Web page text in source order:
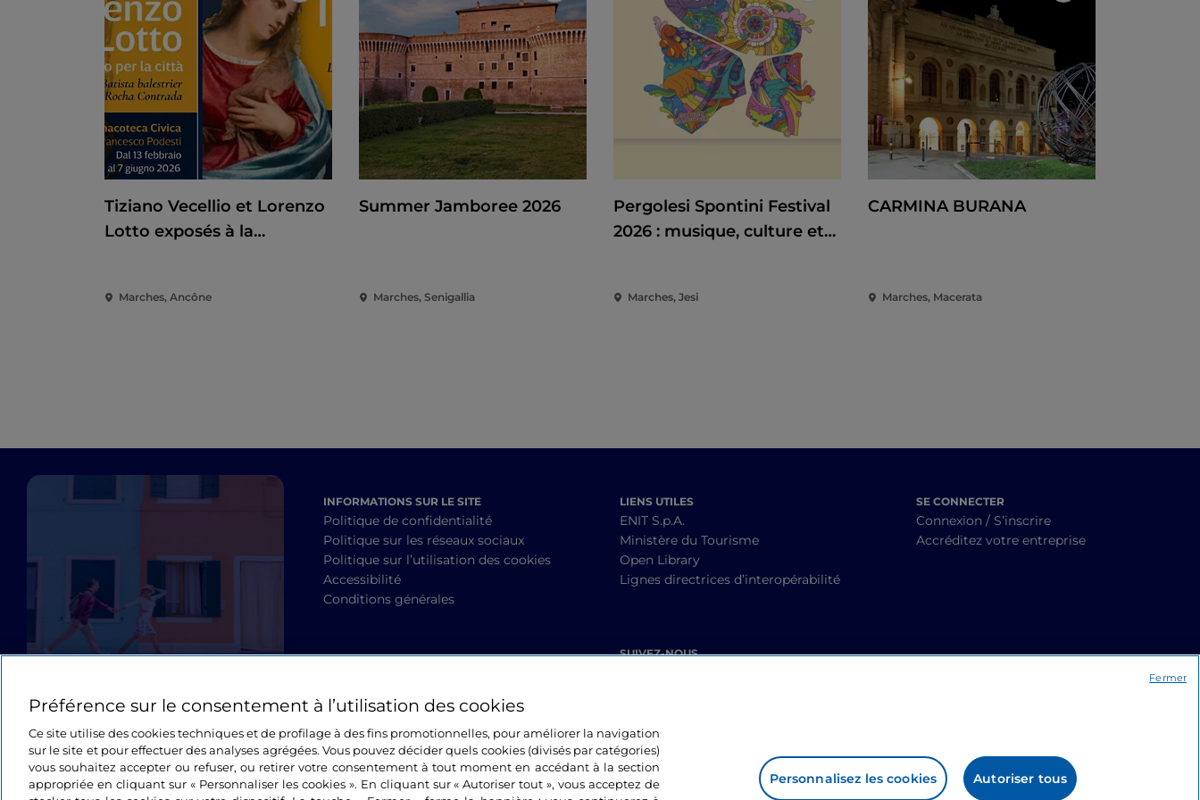
Tiziano Vecellio et Lorenzo
Lotto exposés à la
Marches, Ancône
Summer Jamboree 2026
Marches, Senigallia
Pergolesi Spontini Festival
2026 : musique, culture et
Marches, Jesi
CARMINA BURANA
Marches, Macerata
INFORMATIONS SUR LE SITE
Politique de confidentialité
Politique sur les réseaux sociaux
Politique sur l’utilisation des cookies
Accessibilité
Conditions générales
LIENS UTILES
ENIT S.p.A.
Ministère du Tourisme
Open Library
Lignes directrices d’interopérabilité
SUIVEZ-NOUS
SE CONNECTER
Connexion / S’inscrire
Accréditez votre entreprise
Préférence sur le consentement à l’utilisation des cookies
Ce site utilise des cookies techniques et de profilage à des fins promotionnelles, pour améliorer la navigation
sur le site et pour effectuer des analyses agrégées. Vous pouvez décider quels cookies (divisés par catégories)
vous souhaitez accepter ou refuser, ou retirer votre consentement à tout moment en accédant à la section
appropriée en cliquant sur « Personnaliser les cookies ». En cliquant sur « Autoriser tout », vous acceptez de
Personnalisez les cookies Autoriser tous
Fermer